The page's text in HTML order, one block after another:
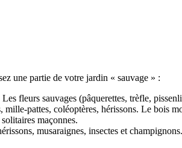
une partie de votre jardin « sauvage » :
fleurs sauvages (pâquerettes, trèfle,
mille-pattes, coléoptères, hérissons. Le bois
maçonnes.
musaraignes, insectes et champignons.